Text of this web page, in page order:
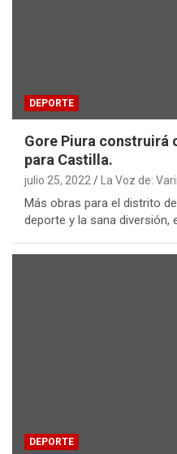
DEPORTE
Gore Piura
para Castilla.
julio 25, 2022 La Voz de:
Más obras para el distrito
deporte y la sana diversión,
DEPORTE